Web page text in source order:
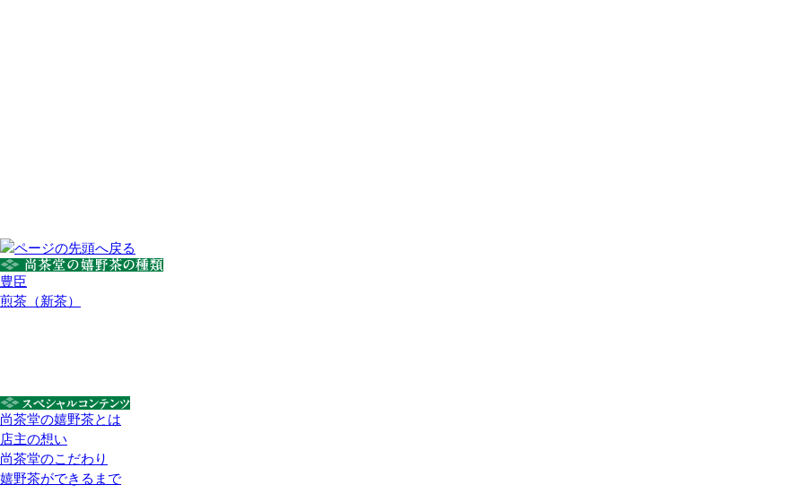
豊臣
煎茶（新茶）
尚茶堂の嬉野茶とは
店主の想い
尚茶堂のこだわり
嬉野茶ができるまで